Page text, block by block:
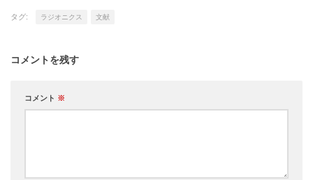
タグ: ラジオニクス 文献
コメントを残す
コメント ※